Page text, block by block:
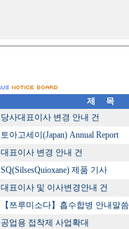
제 목
당사대표이사 변경 안내 건
토아고세이(Japan) Annual Report
대표이사 변경 안내 건
SQ(SilsesQuioxane) 제품 기사
대표이사 및 이사변경안내 건
【쯔루미소다】흡수합병 안내말씀
공업용 접착제 사업확대